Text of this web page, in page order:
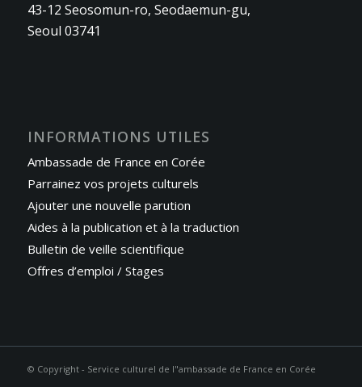
43-12 Seosomun-ro, Seodaemun-gu,
Seoul 03741
INFORMATIONS UTILES
Ambassade de France en Corée
Parrainez vos projets culturels
Ajouter une nouvelle parution
Aides à la publication et à la traduction
Bulletin de veille scientifique
Offres d’emploi / Stages
© Copyright - Service culturel de l"ambassade de France en Corée